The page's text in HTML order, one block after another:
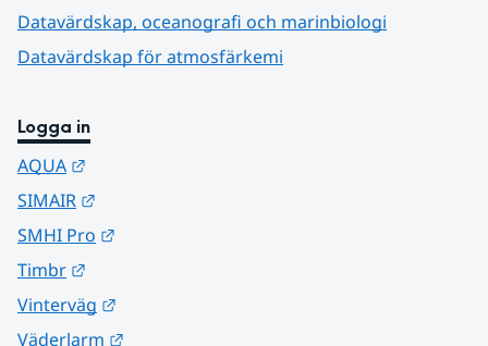
Datavärdskap, oceanografi och marinbiologi
Datavärdskap för atmosfärkemi
Logga in
AQUA
SIMAIR
SMHI Pro
Timbr
Vinterväg
Väderlarm